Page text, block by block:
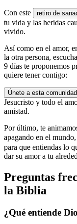
Con este retiro de
tu vida y las heridas
vivido.
Así como en el amor,
la otra persona,
9 días te proponemos
quiere tener contigo:
Únete a esta
Jesucristo y todo el
amistad.
Por último, te
apagando en el mundo,
para que entiendas lo
dar su amor a tu
Preguntas
la Biblia
¿Qué entiende